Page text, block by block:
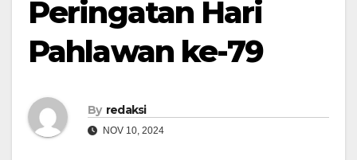
Peringatan Hari
Pahlawan ke-79
By redaksi
NOV 10, 2024